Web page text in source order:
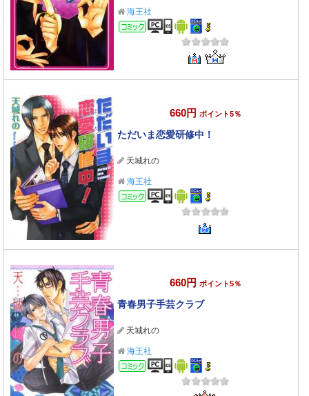
海王社
コミック
660円 ポイント5％
ただいま恋愛研修中！
天城れの
海王社
コミック
660円 ポイント5％
青春男子手芸クラブ
天城れの
海王社
コミック